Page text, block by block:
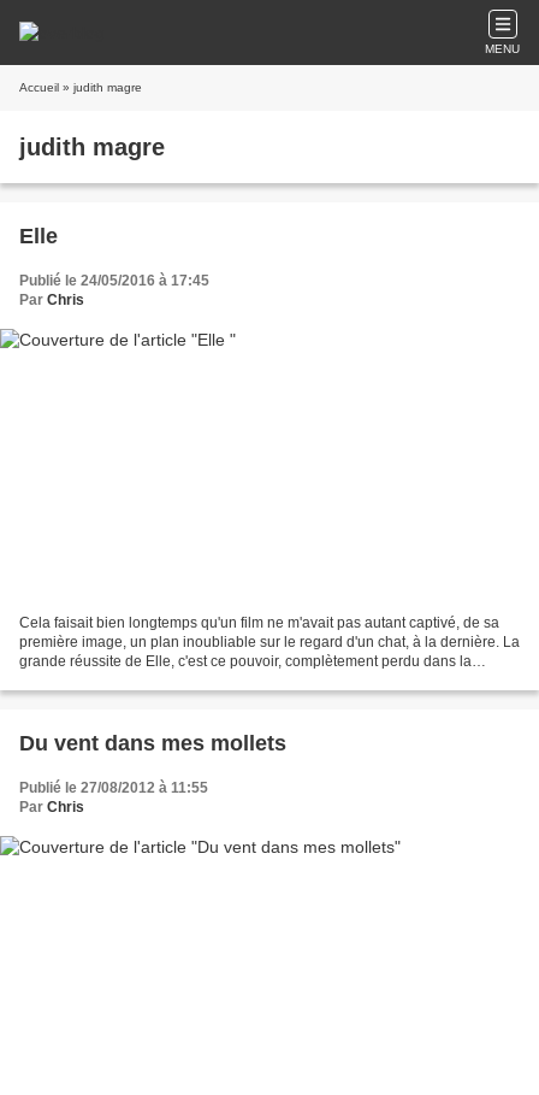
MENU
Accueil » judith magre
judith magre
Elle
Publié le 24/05/2016 à 17:45
Par Chris
Cela faisait bien longtemps qu'un film ne m'avait pas autant captivé, de sa
première image, un plan inoubliable sur le regard d'un chat, à la dernière. La
grande réussite de Elle, c'est ce pouvoir, complètement perdu dans la
Du vent dans mes mollets
Publié le 27/08/2012 à 11:55
Par Chris